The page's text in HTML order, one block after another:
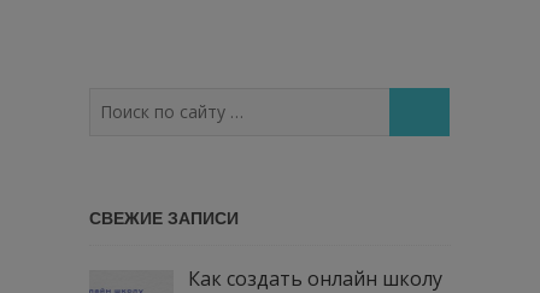
по
СВЕЖИЕ ЗАПИСИ
Как создать онлайн школу